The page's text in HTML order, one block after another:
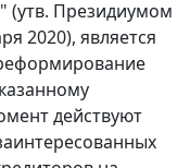
" (утв. Президиумом
2020), является
действуют